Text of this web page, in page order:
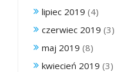
lipiec 2019 (4)
czerwiec 2019 (3)
maj 2019 (8)
kwiecień 2019 (3)